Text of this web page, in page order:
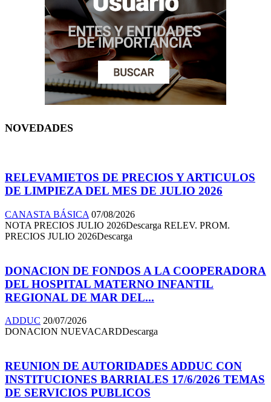
NOVEDADES
RELEVAMIETOS DE PRECIOS Y ARTICULOS
DE LIMPIEZA DEL MES DE JULIO 2026
CANASTA BÁSICA 07/08/2026
NOTA PRECIOS JULIO 2026Descarga RELEV. PROM.
PRECIOS JULIO 2026Descarga
DONACION DE FONDOS A LA COOPERADORA
DEL HOSPITAL MATERNO INFANTIL
REGIONAL DE MAR DEL...
ADDUC 20/07/2026
DONACION NUEVACARDDescarga
REUNION DE AUTORIDADES ADDUC CON
INSTITUCIONES BARRIALES 17/6/2026 TEMAS
DE SERVICIOS PUBLICOS